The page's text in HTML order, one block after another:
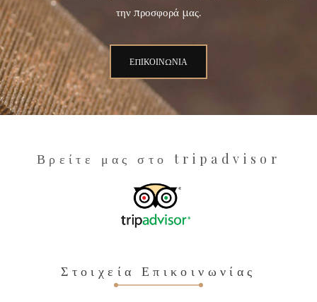
την προσφορά μας.
ΕΠΙΚΟΙΝΩΝΙΑ
Βρείτε μας στο tripadvisor
Στοιχεία Επικοινωνίας